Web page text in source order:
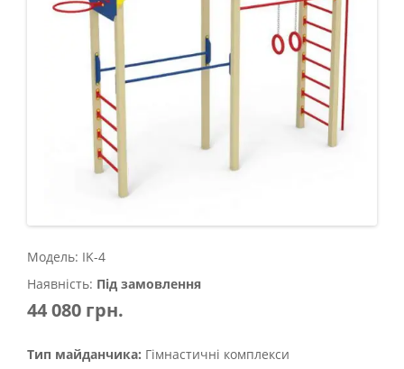
Модель: IK-4
Наявність: Під замовлення
44 080 грн.
Тип майданчика: Гімнастичні комплекси